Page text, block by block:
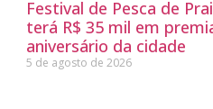
Festival de Pesca de
terá R$ 35 mil em
aniversário da cidade
5 de agosto de 2026